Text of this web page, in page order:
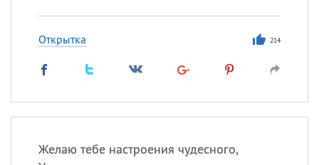
Открытка 214
Желаю тебе настроения чудесного,
Сегодня празднуют именины
Сергей, Теодор,Федор
Посмотреть значение